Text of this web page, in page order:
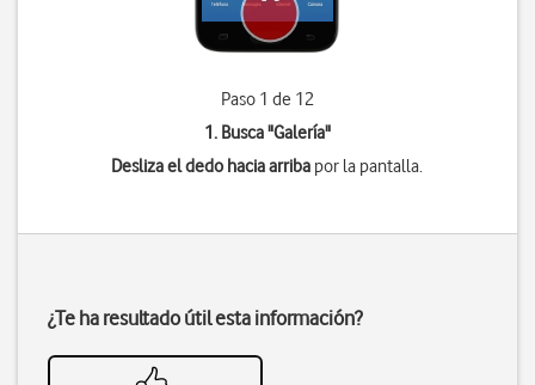
Paso 1 de 12
1. Busca "Galería"
Desliza el dedo hacia arriba por la pantalla.
¿Te ha resultado útil esta información?